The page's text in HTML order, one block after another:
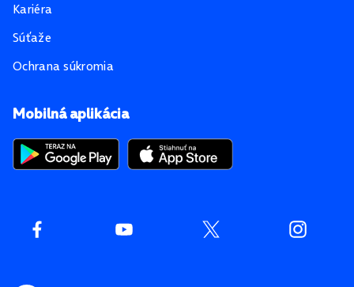
Mobilná aplikácia
Kariéra
Súťaže
Ochrana súkromia